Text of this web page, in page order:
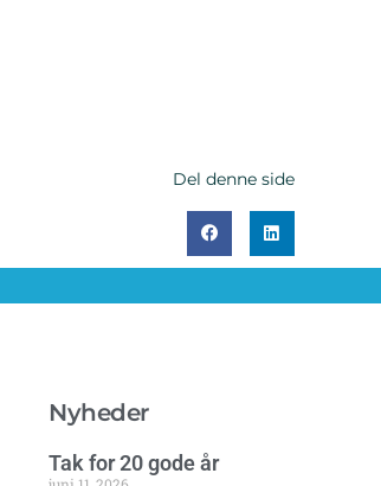
Del denne side
Nyheder
Tak for 20 gode år